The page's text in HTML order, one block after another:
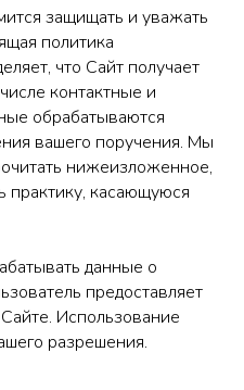
защищать и уважать
политика
что Сайт получает
контактные и
обрабатываются
вашего поручения. Мы
нижеизложенное,
практику, касающуюся
данные о
предоставляет
Использование
разрешения.